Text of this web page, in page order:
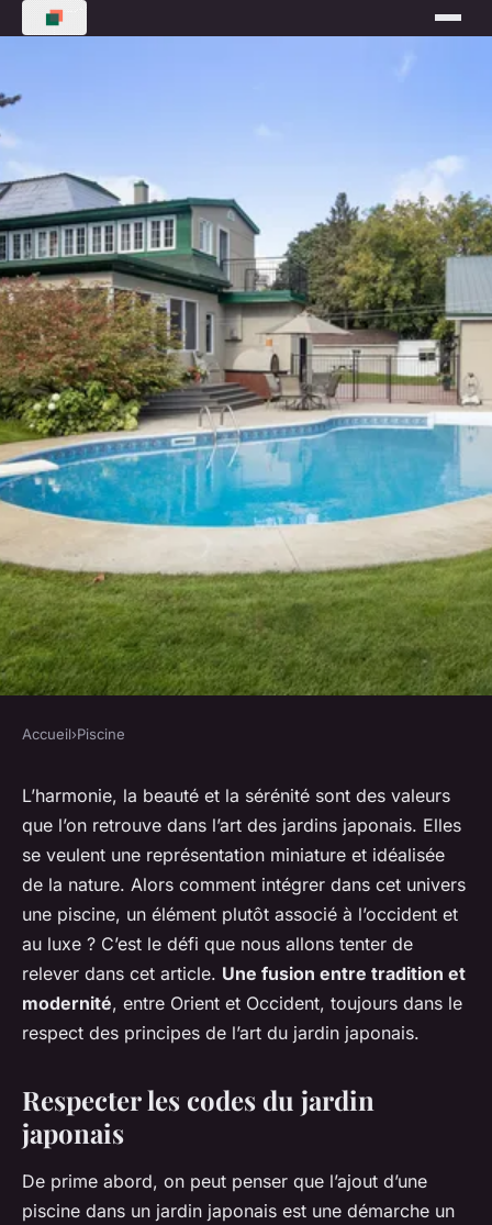
Quelles sont les techniques
pour une intégration réussie
de la piscine dans un jardin de
style japonais?
6 min de lecture
Accueil›Piscine
L’harmonie, la beauté et la sérénité sont des valeurs
que l’on retrouve dans l’art des jardins japonais. Elles
se veulent une représentation miniature et idéalisée
de la nature. Alors comment intégrer dans cet univers
une piscine, un élément plutôt associé à l’occident et
au luxe ? C’est le défi que nous allons tenter de
relever dans cet article. Une fusion entre tradition et
modernité, entre Orient et Occident, toujours dans le
respect des principes de l’art du jardin japonais.
Respecter les codes du jardin
japonais
De prime abord, on peut penser que l’ajout d’une
piscine dans un jardin japonais est une démarche un